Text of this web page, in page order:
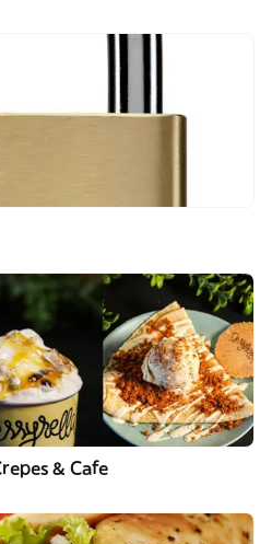
& Cafe